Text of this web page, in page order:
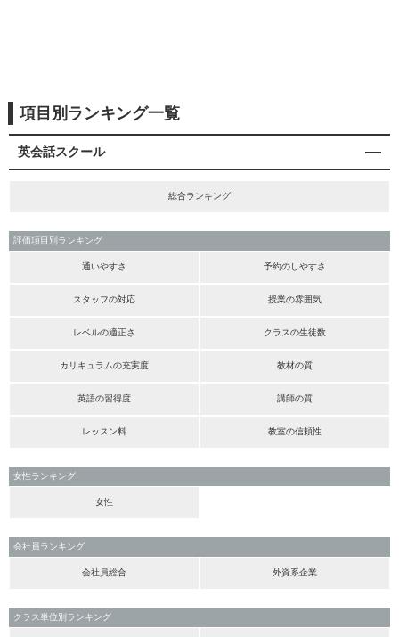
項目別ランキング一覧
英会話スクール
総合ランキング
評価項目別ランキング
通いやすさ 予約のしやすさ
スタッフの対応 授業の雰囲気
レベルの適正さ クラスの生徒数
カリキュラムの充実度 教材の質
英語の習得度 講師の質
レッスン料 教室の信頼性
女性ランキング
女性
会社員ランキング
会社員総合 外資系企業
クラス単位別ランキング